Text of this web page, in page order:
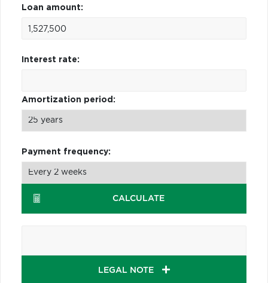
Loan amount:
Interest rate:
Amortization period:
Payment frequency:
CALCULATE
LEGAL NOTE